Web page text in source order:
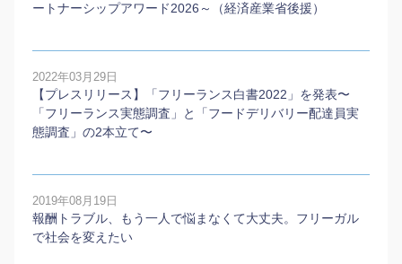
ートナーシップアワード2026～（経済産業省後援）
2022年03月29日
【プレスリリース】「フリーランス白書2022」を発表〜
「フリーランス実態調査」と「フードデリバリー配達員実
態調査」の2本⽴て〜
2019年08月19日
報酬トラブル、もう一人で悩まなくて大丈夫。フリーガル
で社会を変えたい